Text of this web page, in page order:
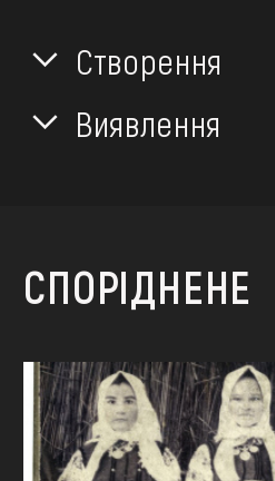
Створення
Виявлення
СПОРІДНЕНЕ